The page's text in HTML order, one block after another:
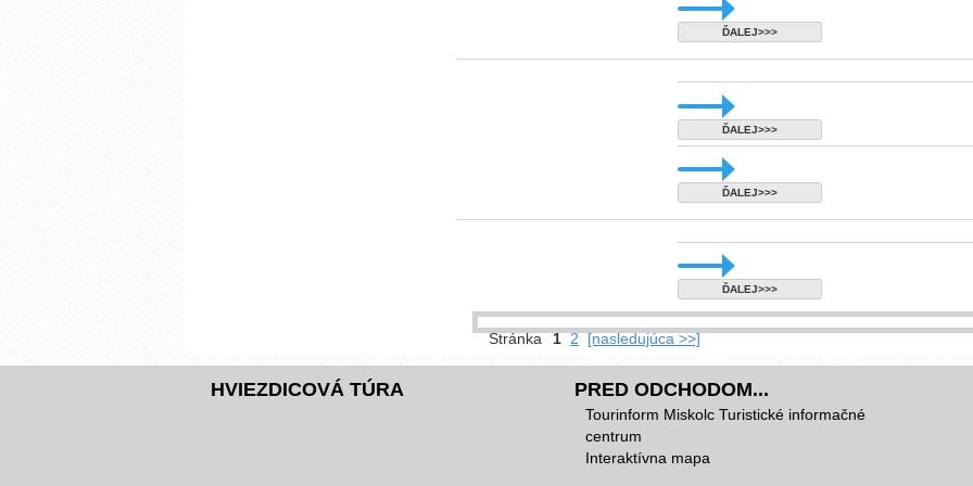
ĎALEJ>>>
ĎALEJ>>>
ĎALEJ>>>
ĎALEJ>>>
Stránka 1 2 [nasledujúca >>]
HVIEZDICOVÁ TÚRA PRED ODCHODOM...
Tourinform Miskolc Turistické informačné
centrum
Interaktívna mapa